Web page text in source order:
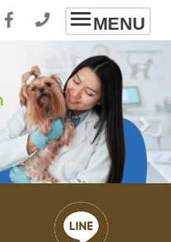
Toggle
navigation
MENU